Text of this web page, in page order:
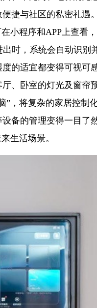
捷与社区的私密礼遇
小程序和APP上查看
时，系统会自动识别
的适宜都变得可视可感
、卧室的灯光及窗帘
，将复杂的家居控制
备的管理变得一目了
生活场景。